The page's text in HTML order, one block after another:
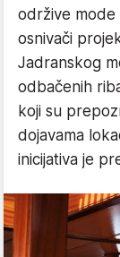
održive mode
osnivači
Jadranskog
odbačenih
koji su
dojavama
inicijativa je